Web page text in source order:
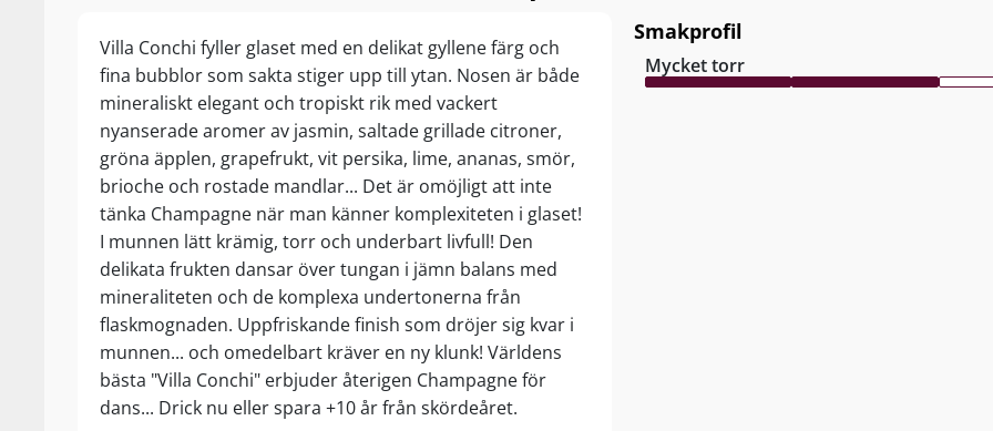
Villa Conchi fyller glaset med en delikat gyllene färg och
fina bubblor som sakta stiger upp till ytan. Nosen är både
mineraliskt elegant och tropiskt rik med vackert
nyanserade aromer av jasmin, saltade grillade citroner,
gröna äpplen, grapefrukt, vit persika, lime, ananas, smör,
brioche och rostade mandlar... Det är omöjligt att inte
tänka Champagne när man känner komplexiteten i glaset!
I munnen lätt krämig, torr och underbart livfull! Den
delikata frukten dansar över tungan i jämn balans med
mineraliteten och de komplexa undertonerna från
flaskmognaden. Uppfriskande finish som dröjer sig kvar i
munnen... och omedelbart kräver en ny klunk! Världens
bästa "Villa Conchi" erbjuder återigen Champagne för
dans... Drick nu eller spara +10 år från skördeåret.
Smakprofil
Mycket torr